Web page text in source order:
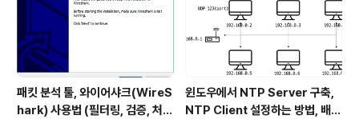
패킷 분석 툴, 와이어샤크(WireS
hark) 사용법 (필터링, 검증, 처음
윈도우에서 NTP Server 구축,
NTP Client 설정하는 방법, 배치